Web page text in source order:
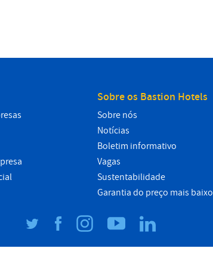
Sobre os Bastion Hotels
Sobre nós
Notícias
Boletim informativo
Vagas
Sustentabilidade
Garantia do preço mais baixo